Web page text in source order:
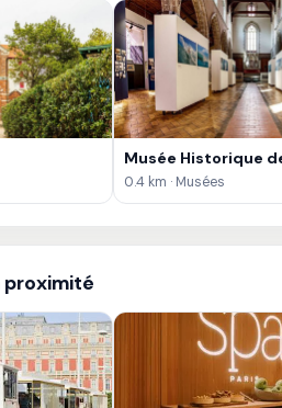
Musée Historique
0.4 km · Musées
proximité